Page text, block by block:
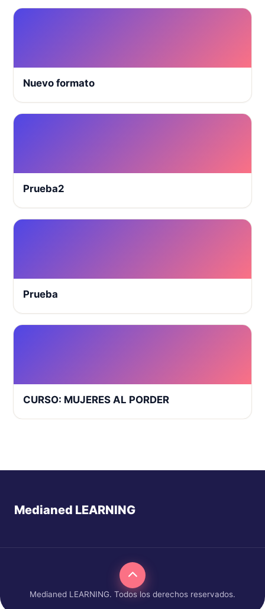
Nuevo formato
Prueba2
Prueba
CURSO: MUJERES AL PORDER
Medianed LEARNING
Medianed LEARNING. Todos los derechos reservados.